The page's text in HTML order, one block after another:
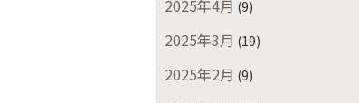
2025年4月 (9)
2025年3月 (19)
2025年2月 (9)